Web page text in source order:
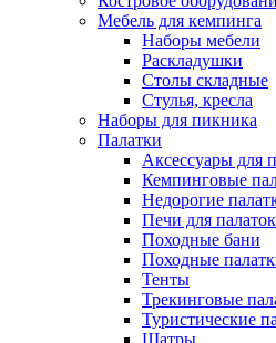
Мебель для кемпинга
Наборы мебели
Раскладушки
Столы складные
Стулья, кресла
Наборы для пикника
Палатки
Аксессуары для
Кемпинговые
Недорогие
Печи для
Походные бани
Походные
Тенты
Трекинговые
Туристические
Шатры